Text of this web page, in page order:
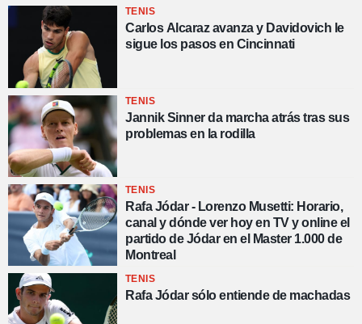
TENIS
Carlos Alcaraz avanza y Davidovich le
sigue los pasos en Cincinnati
TENIS
Jannik Sinner da marcha atrás tras sus
problemas en la rodilla
TENIS
Rafa Jódar - Lorenzo Musetti: Horario,
canal y dónde ver hoy en TV y online el
partido de Jódar en el Master 1.000 de
Montreal
TENIS
Rafa Jódar sólo entiende de machadas